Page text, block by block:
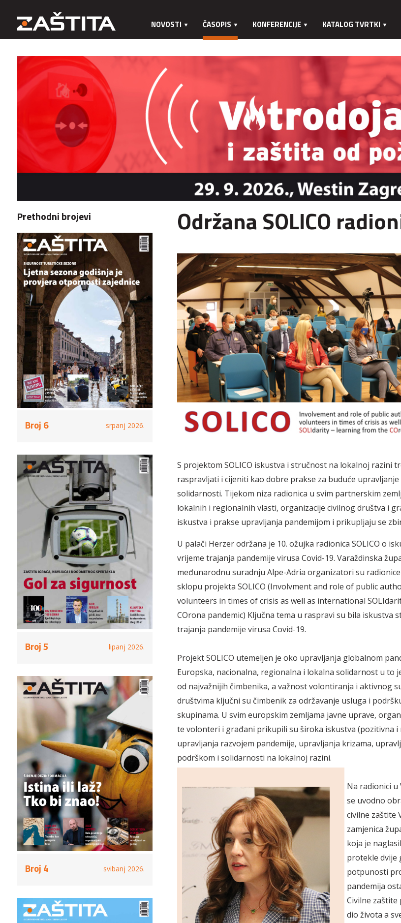
NOVOSTI ČASOPIS KONFERENCIJE KATALOG TVRTKI
Prethodni brojevi
Broj 6 srpanj 2026.
Broj 5 lipanj 2026.
Broj 4 svibanj 2026.
Održana SOLICO
S projektom SOLICO iskustva i stručnost na lokalnoj razini
raspravljati i cijeniti kao dobre prakse za buduće upravljanje
solidarnosti. Tijekom niza radionica u svim partnerskim
lokalnih i regionalnih vlasti, organizacije civilnog društva i
iskustva i prakse upravljanja pandemijom i prikupljaju se
U palači Herzer održana je 10. ožujka radionica SOLICO o
vrijeme trajanja pandemije virusa Covid-19. Varaždinska
međunarodnu suradnju Alpe-Adria organizatori su
sklopu projekta SOLICO (Involvment and role of public
volunteers in times of crisis as well as international
COrona pandemic) Ključna tema u raspravi su bila iskustva
trajanja pandemije virusa Covid-19.
Projekt SOLICO utemeljen je oko upravljanja globalnom
Europska, nacionalna, regionalna i lokalna solidarnost u to
od najvažnijih čimbenika, a važnost volontiranja i aktivnog
društvima ključni su čimbenik za održavanje usluga i
skupinama. U svim europskim zemljama javne uprave,
te volonteri i građani prikupili su široka iskustva (pozitivna i
upravljanja razvojem pandemije, upravljanja krizama,
podrškom i solidarnosti na lokalnoj razini.
Na radionici u
se uvodno
civilne zaštite
zamjenica
koja je
protekle dvije
potpunosti
pandemija
Civilne zaštite
dio života a